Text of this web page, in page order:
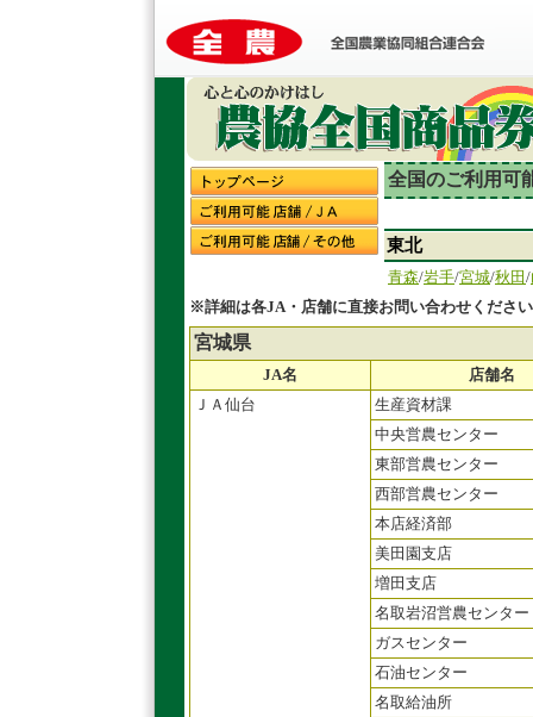
全国のご利用可
東北
青森/岩手/宮城/秋田 /
※詳細は各JA・店舗に直接お問い合わせくださ
宮城県
JA名
店舗名
ＪＡ仙台
生産資材課
中央営農センター
東部営農センター
西部営農センター
本店経済部
美田園支店
増田支店
名取岩沼営農センター
ガスセンター
石油センター
名取給油所